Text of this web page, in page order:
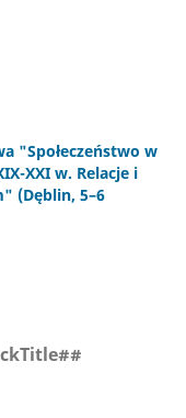
"Społeczeństwo w
XXI w. Relacje i
(Dęblin, 5–6